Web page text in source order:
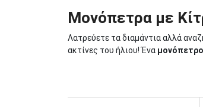
Μονόπετρα με
Λατρεύετε τα διαμάντια αλλά
ακτίνες του ήλιου! Ένα μονόπετρο
Όπως το χρώμα του που είναι